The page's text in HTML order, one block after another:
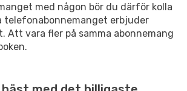
med någon bör du därför kolla
telefonabonnemanget erbjuder
Att vara fler på samma abonnemang